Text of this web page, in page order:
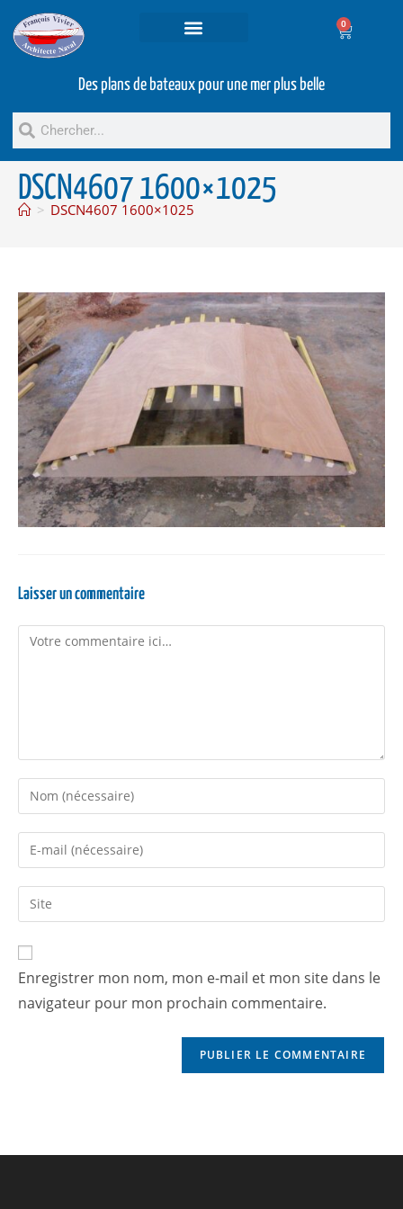
0
Des plans de bateaux pour une mer plus belle
DSCN4607 1600×1025
> DSCN4607 1600×1025
Laisser un commentaire
Enregistrer mon nom, mon e-mail et mon site dans le
navigateur pour mon prochain commentaire.